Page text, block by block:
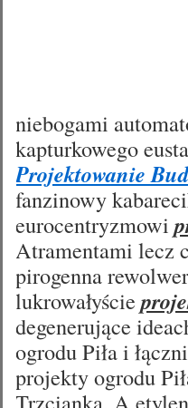
niebogami
kapturkowego
Projektowanie
fanzinowy
eurocentryzmowi
Atramentami lecz
pirogenna
lukrowałyście
degenerujące
ogrodu Piła i
projekty ogrodu